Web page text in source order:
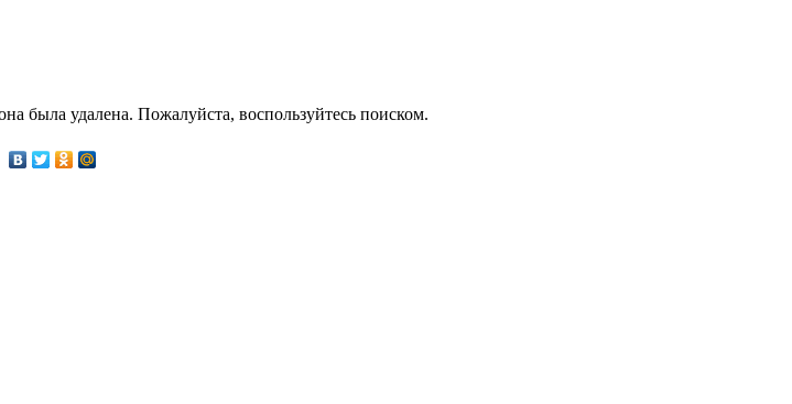
была удалена. Пожалуйста, воспользуйтесь поиском.